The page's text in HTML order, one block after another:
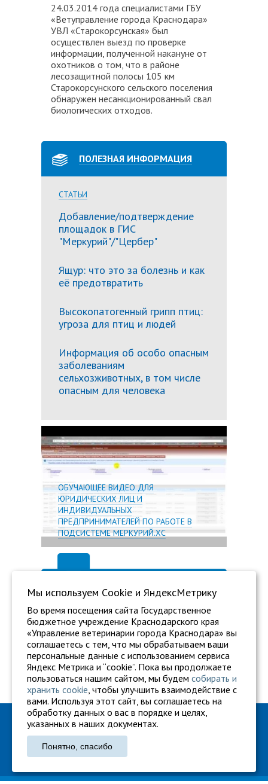
24.03.2014 года специалистами ГБУ
«Ветуправление города Краснодара»
УВЛ «Старокорсунская» был
осуществлен выезд по проверке
информации, полученной накануне от
охотников о том, что в районе
лесозащитной полосы 105 км
Старокорсунского сельского поселения
обнаружен несанкционированный свал
биологических отходов.
ПОЛЕЗНАЯ ИНФОРМАЦИЯ
СТАТЬИ
Добавление/подтверждение
площадок в ГИС
"Меркурий"/"Цербер"
Ящур: что это за болезнь и как
её предотвратить
Высокопатогенный грипп птиц:
угроза для птиц и людей
Информация об особо опасным
заболеваниям
сельхозживотных, в том числе
опасным для человека
ОБУЧАЮЩЕЕ ВИДЕО ДЛЯ
ЮРИДИЧЕСКИХ ЛИЦ И
ИНДИВИДУАЛЬНЫХ
ПРЕДПРИНИМАТЕЛЕЙ ПО РАБОТЕ В
ПОДСИСТЕМЕ МЕРКУРИЙ.ХС
ГБУ "Ветуправление города Краснодара"
Адрес: г. Краснодар, ул. Карасунская, 110
Тел.: +7 861 260-27-94
Мы используем Сookie и ЯндексМетрику
Во время посещения сайта Государственное
бюджетное учреждение Краснодарского края
«Управление ветеринарии города Краснодара» вы
соглашаетесь с тем, что мы обрабатываем ваши
персональные данные с использованием сервиса
Яндекс Метрика и “cookie”. Пока вы продолжаете
пользоваться нашим сайтом, мы будем собирать и
хранить cookie, чтобы улучшить взаимодействие с
вами. Используя этот сайт, вы соглашаетесь на
обработку данных о вас в порядке и целях,
указанных в наших документах.
Понятно, спасибо